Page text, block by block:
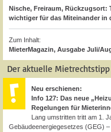
Nische, Freiraum,
wichtiger für das Miteinander in
Zum Inhalt:
MieterMagazin, Ausgabe Juli/
Der aktuelle Mietrechtstipp
Neu erschienen:
Info 127: Das neue
Regelungen für
Lang umstritten tritt am 1.
Gebäudeenergiegesetzes (GEG)